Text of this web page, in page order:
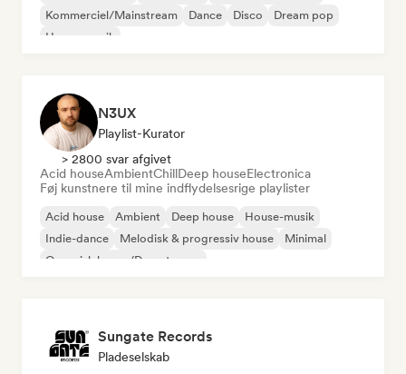
Kommerciel/Mainstream Dance Disco
Dream pop
House-musik
N3UX
Playlist-Kurator
> 2800 svar afgivet
Acid houseAmbientChillDeep houseElectronica
Føj kunstnere til mine indflydelsesrige playlister
Acid house Ambient Deep house
House-musik
Indie-dance
Melodisk & progressiv house
Minimal
Organisk house/Downtempo
Sungate Records
Pladeselskab